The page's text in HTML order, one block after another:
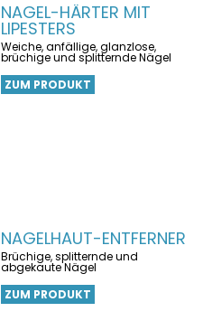
NAGEL-HÄRTER MIT
LIPESTERS
Weiche, anfällige, glanzlose,
brüchige und splitternde Nägel
ZUM PRODUKT
NAGELHAUT-ENTFERNER
Brüchige, splitternde und
abgekaute Nägel
ZUM PRODUKT